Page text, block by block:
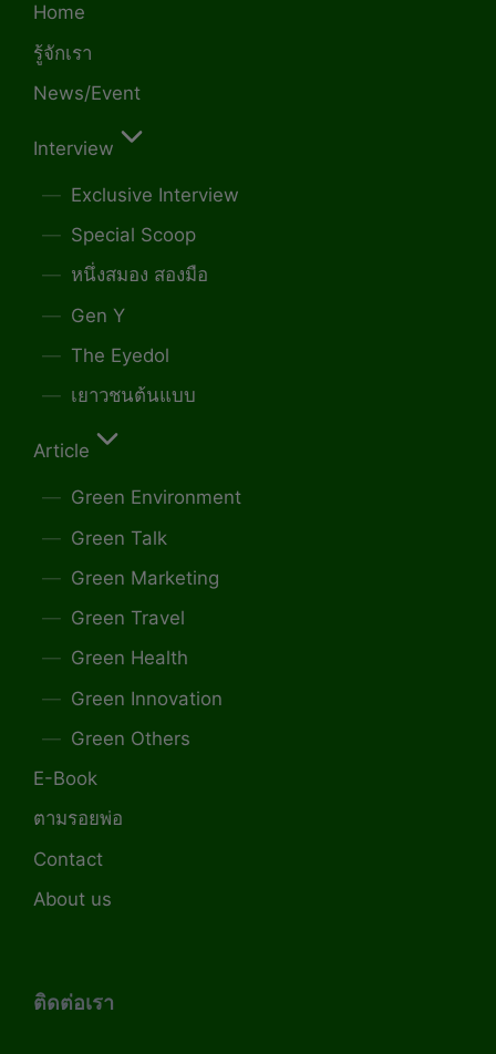
Home
รู้จักเรา
News/Event
Interview
Exclusive Interview
Special Scoop
หนึ่งสมอง สองมือ
Gen Y
The Eyedol
เยาวชนต้นแบบ
Article
Green Environment
Green Talk
Green Marketing
Green Travel
Green Health
Green Innovation
Green Others
E-Book
ตามรอยพ่อ
Contact
About us
ติดต่อเรา